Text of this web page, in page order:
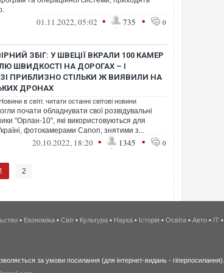
01.11.2022, 05:02 • 735 • 0
ЗБІГ: У ШВЕЦІЇ ВКРАЛИ 100 КАМЕР
ШВИДКОСТІ НА ДОРОГАХ – І
ПРИБЛИЗНО СТІЛЬКИ Ж ВИЯВИЛИ НА
ДРОНАХ
Новини в світі: читати останні світові новини
почати обладнувати свої розвідувальні
"Орлан-10", які використовуються для
фотокамерами Canon, знятими з...
20.10.2022, 18:20 • 1345 • 0
1 2
• Економіка • Світ • Культура • Наука • Історія • Освіта • Авто • IT •
за умови посилання (для інтернет-видань - гіперпосилання).